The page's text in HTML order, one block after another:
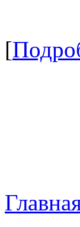
[